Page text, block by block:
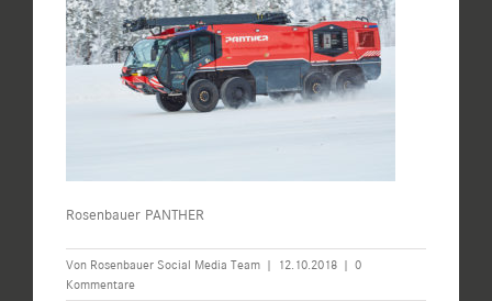
Rosenbauer PANTHER
Von Rosenbauer Social Media Team | 12.10.2018 | 0
Kommentare